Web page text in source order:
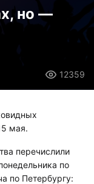
но —
12359
мая.
перечислили
по
по Петербургу: